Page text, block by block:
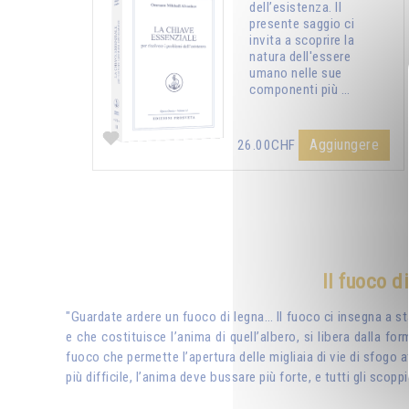
dell’esistenza. Il
presente saggio ci
invita a scoprire la
natura dell'essere
umano nelle sue
componenti più …
26.00CHF Aggiungere
Il fuoco
"Guardate ardere un fuoco di legna… Il fuoco ci insegna a
e che costituisce l’anima di quell’albero, si libera dalla
fuoco che permette l’apertura delle migliaia di vie di sfogo
più difficile, l’anima deve bussare più forte, e tutti gli